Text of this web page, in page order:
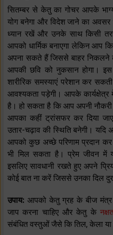
सितम्बर से केतु का गोचर आपके
योग बनेगा और विदेश जाने का अवसर
ध्यान रखें और उनके साथ किसी
आपको धार्मिक बनाएगा लेकिन आप
अपना सकते हैं जिससे बाहर निकलने
आपकी छवि को नुकसान होगा।
शारीरिक समस्याएं परेशान कर
आवश्यकता पड़ेगी। आपके
है। हो सकता है कि आप अपनी नौकरी
आपका कहीं ट्रांसफर कर दिया
उतार-चढ़ाव की स्थिति बनेगी।
आपको कुछ अच्छे परिणाम प्रदान
भी मिल सकता है। प्रेम जीवन में
इसलिए सावधानी रखते हुए अपने
कोई बात ना करें जिससे उनका दिल
उपाय: आपको केतु ग्रह के बीज मंत्र
जाप करना चाहिए और केतु के
संबंधित वस्तुओं जैसे कि तिल, केला या